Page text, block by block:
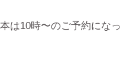
は10時〜のご予約にな